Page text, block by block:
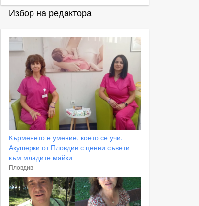
Избор на редактора
Кърменето е умение, което се учи:
Акушерки от Пловдив с ценни съвети
към младите майки
Пловдив